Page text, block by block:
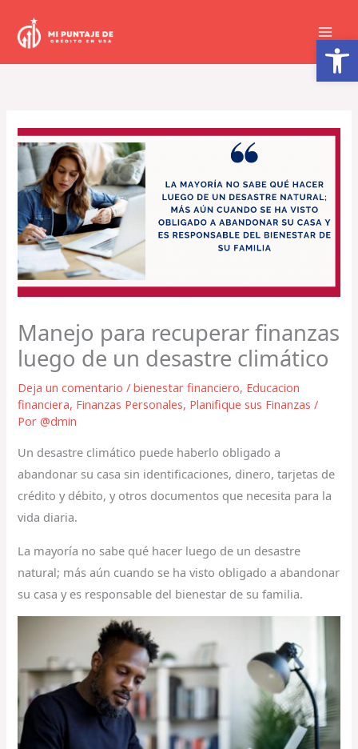
Abrir barra de herramientas
contenido
Manejo para recuperar finanzas
luego de un desastre climático
Deja un comentario /bienestar financiero, Educacion
financiera, Finanzas Personales, Planifique sus Finanzas /
Por@dmin
Un desastre climático puede haberlo obligado a
abandonar su casa sin identificaciones, dinero, tarjetas de
crédito y débito, y otros documentos que necesita para la
vida diaria.
La mayoría no sabe qué hacer luego de un desastre
natural; más aún cuando se ha visto obligado a abandonar
su casa y es responsable del bienestar de su familia.